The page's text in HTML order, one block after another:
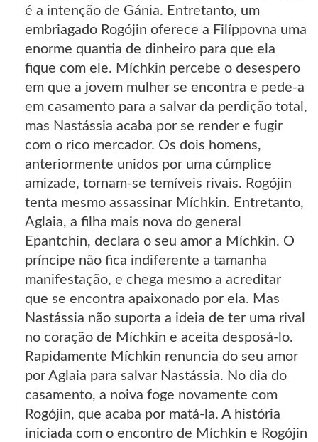
é a intenção de Gánia. Entretanto, um
embriagado Rogójin oferece a Filíppovna uma
enorme quantia de dinheiro para que ela
fique com ele. Míchkin percebe o desespero
em que a jovem mulher se encontra e pede-a
em casamento para a salvar da perdição total,
mas Nastássia acaba por se render e fugir
com o rico mercador. Os dois homens,
anteriormente unidos por uma cúmplice
amizade, tornam-se temíveis rivais. Rogójin
tenta mesmo assassinar Míchkin. Entretanto,
Aglaia, a filha mais nova do general
Epantchin, declara o seu amor a Míchkin. O
príncipe não fica indiferente a tamanha
manifestação, e chega mesmo a acreditar
que se encontra apaixonado por ela. Mas
Nastássia não suporta a ideia de ter uma rival
no coração de Míchkin e aceita desposá-lo.
Rapidamente Míchkin renuncia do seu amor
por Aglaia para salvar Nastássia. No dia do
casamento, a noiva foge novamente com
Rogójin, que acaba por matá-la. A história
iniciada com o encontro de Míchkin e Rogójin